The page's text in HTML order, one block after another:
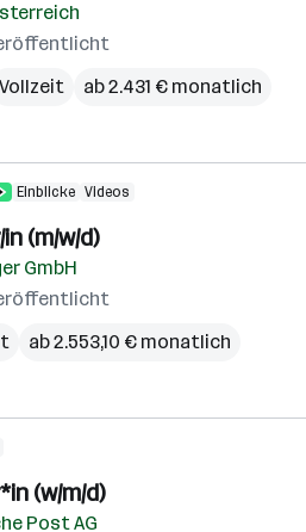
Vollzeit ab 2.431 € monatlich
Einblicke Videos
(m/w/d)
GmbH
ab 2.553,10 € monatlich
(w/m/d)
Post AG